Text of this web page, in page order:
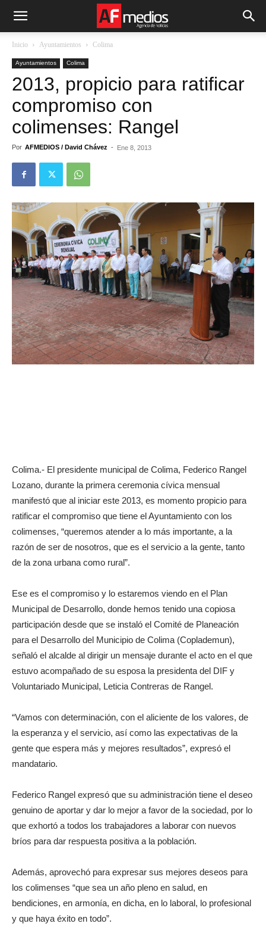
Inicio Ayuntamientos Colima
Ayuntamientos Colima
2013, propicio para ratificar
compromiso con
colimenses: Rangel
Por AFMEDIOS / David Chávez - Ene 8, 2013
Colima.- El presidente municipal de Colima, Federico Rangel
Lozano, durante la primera ceremonia cívica mensual
manifestó que al iniciar este 2013, es momento propicio para
ratificar el compromiso que tiene el Ayuntamiento con los
colimenses, “queremos atender a lo más importante, a la
razón de ser de nosotros, que es el servicio a la gente, tanto
de la zona urbana como rural”.
Ese es el compromiso y lo estaremos viendo en el Plan
Municipal de Desarrollo, donde hemos tenido una copiosa
participación desde que se instaló el Comité de Planeación
para el Desarrollo del Municipio de Colima (Coplademun),
señaló el alcalde al dirigir un mensaje durante el acto en el que
estuvo acompañado de su esposa la presidenta del DIF y
Voluntariado Municipal, Leticia Contreras de Rangel.
“Vamos con determinación, con el aliciente de los valores, de
la esperanza y el servicio, así como las expectativas de la
gente que espera más y mejores resultados”, expresó el
mandatario.
Federico Rangel expresó que su administración tiene el deseo
genuino de aportar y dar lo mejor a favor de la sociedad, por lo
que exhortó a todos los trabajadores a laborar con nuevos
bríos para dar respuesta positiva a la población.
Además, aprovechó para expresar sus mejores deseos para
los colimenses “que sea un año pleno en salud, en
bendiciones, en armonía, en dicha, en lo laboral, lo profesional
y que haya éxito en todo”.